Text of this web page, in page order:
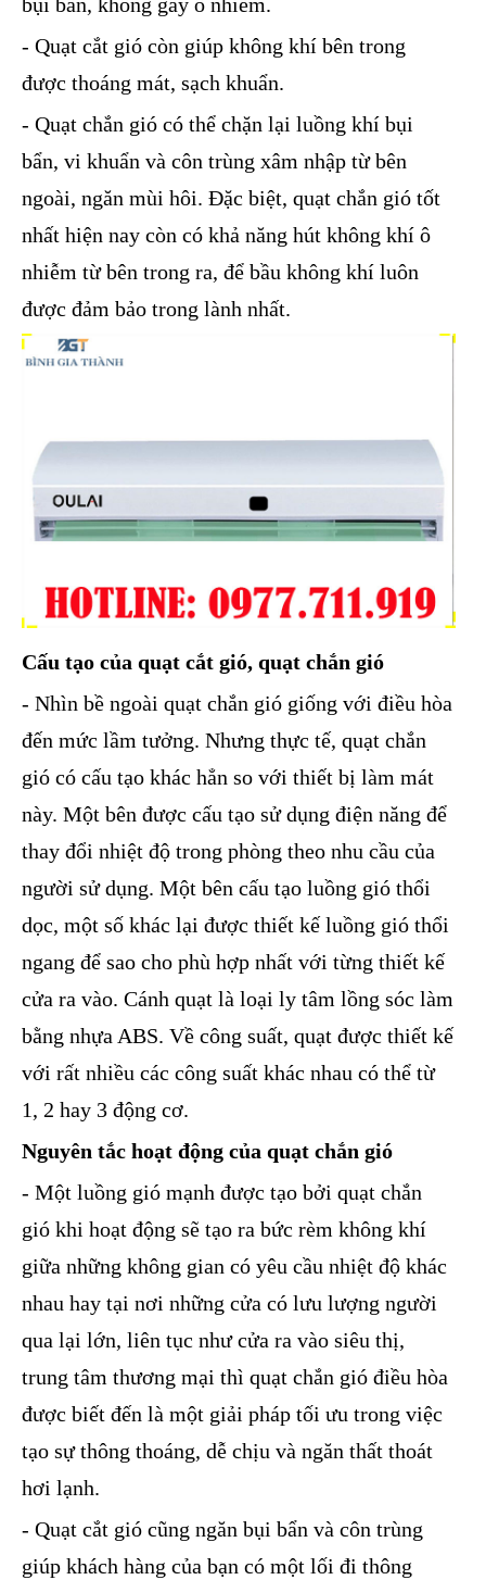
- Quạt cắt gió còn giúp không khí bên trong
được thoáng mát, sạch khuẩn.
- Quạt chắn gió có thể chặn lại luồng khí bụi
bẩn, vi khuẩn và côn trùng xâm nhập từ bên
ngoài, ngăn mùi hôi. Đặc biệt, quạt chắn gió tốt
nhất hiện nay còn có khả năng hút không khí ô
nhiễm từ bên trong ra, để bầu không khí luôn
được đảm bảo trong lành nhất.
Cấu tạo của quạt cắt gió, quạt chắn gió
- Nhìn bề ngoài quạt chắn gió giống với điều hòa
đến mức lầm tưởng. Nhưng thực tế, quạt chắn
gió có cấu tạo khác hẳn so với thiết bị làm mát
này. Một bên được cấu tạo sử dụng điện năng để
thay đổi nhiệt độ trong phòng theo nhu cầu của
người sử dụng. Một bên cấu tạo luồng gió thổi
dọc, một số khác lại được thiết kế luồng gió thổi
ngang để sao cho phù hợp nhất với từng thiết kế
cửa ra vào. Cánh quạt là loại ly tâm lồng sóc làm
bằng nhựa ABS. Về công suất, quạt được thiết kế
với rất nhiều các công suất khác nhau có thể từ
1, 2 hay 3 động cơ.
Nguyên tắc hoạt động của quạt chắn gió
- Một luồng gió mạnh được tạo bởi quạt chắn
gió khi hoạt động sẽ tạo ra bức rèm không khí
giữa những không gian có yêu cầu nhiệt độ khác
nhau hay tại nơi những cửa có lưu lượng người
qua lại lớn, liên tục như cửa ra vào siêu thị,
trung tâm thương mại thì quạt chắn gió điều hòa
được biết đến là một giải pháp tối ưu trong việc
tạo sự thông thoáng, dễ chịu và ngăn thất thoát
hơi lạnh.
- Quạt cắt gió cũng ngăn bụi bẩn và côn trùng
giúp khách hàng của bạn có một lối đi thông